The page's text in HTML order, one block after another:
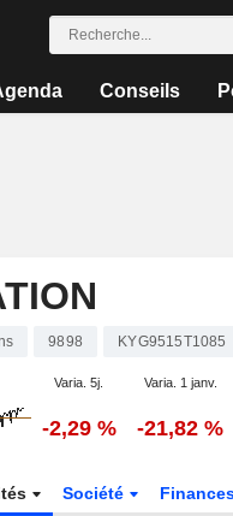
Conseils
9898 KYG9515T1085
Varia. 5j. Varia. 1 janv.
-2,29 % -21,82 %
Société